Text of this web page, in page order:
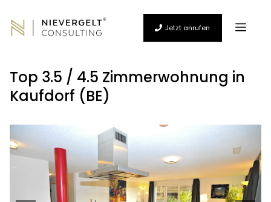
Inhalt
springen
Jetzt anrufen
Top 3.5 / 4.5 Zimmerwohnung in
Kaufdorf (BE)